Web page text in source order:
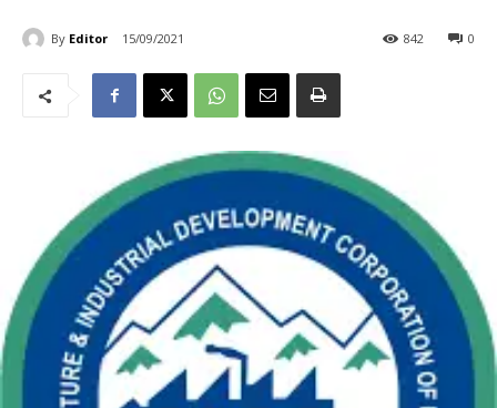
By Editor 15/09/2021 0
842